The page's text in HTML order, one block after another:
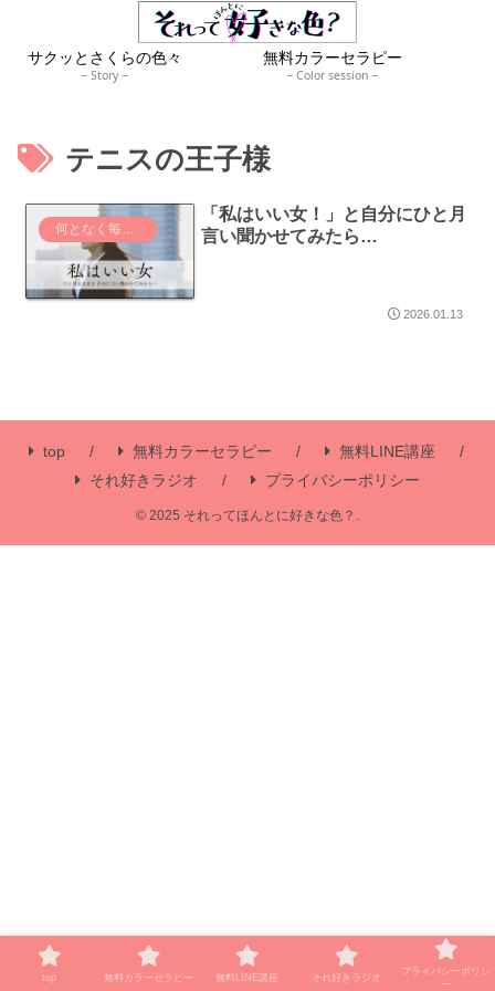
サクッとさくらの色々
Story
無料カラーセラピー
Color session
テニスの王子様
何となく毎日が生きづらい人へ
「私はいい女！」と自分にひと月
言い聞かせてみたら…
2026.01.13
top 無料カラーセラピー
無料LINE講座
それ好きラジオ
プライバシーポリシー
© 2025 それってほんとに好きな色？.
top 無料カラーセラピー 無料LINE講座 それ好きラジオ
プライバシーポリシ
ー